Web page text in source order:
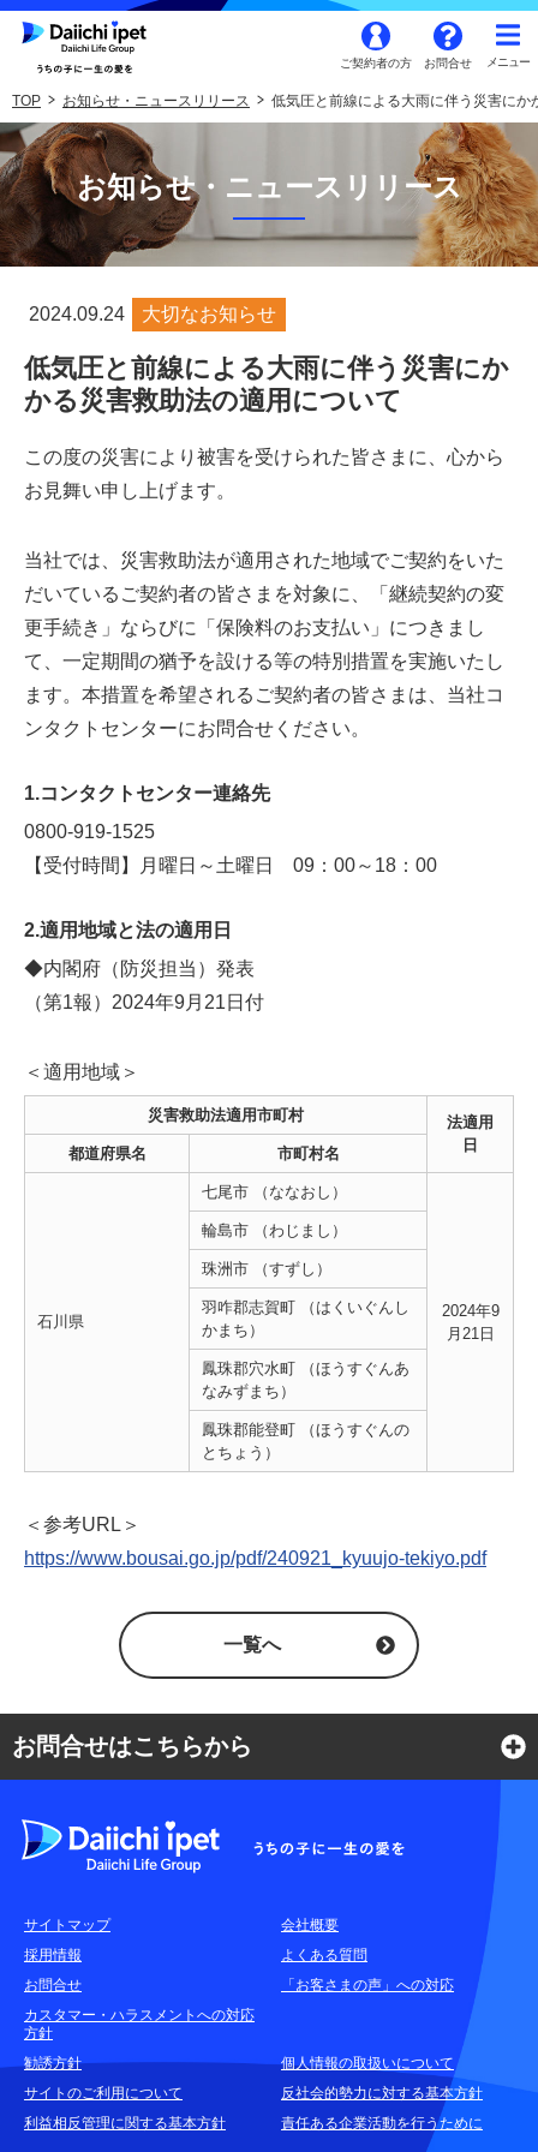
ご契約者の方 お問合せ
TOP お知らせ・ニュースリリース 低気圧と前線による大雨に伴う災害にか
お知らせ・ニュースリリース
2024.09.24 大切なお知らせ
低気圧と前線による大雨に伴う災害にか
かる災害救助法の適用について
この度の災害により被害を受けられた皆さまに、心から
お見舞い申し上げます。
当社では、災害救助法が適用された地域でご契約をいた
だいているご契約者の皆さまを対象に、「継続契約の変
更手続き」ならびに「保険料のお支払い」につきまし
て、一定期間の猶予を設ける等の特別措置を実施いたし
ます。本措置を希望されるご契約者の皆さまは、当社コ
ンタクトセンターにお問合せください。
1.コンタクトセンター連絡先
0800-919-1525
【受付時間】月曜日～土曜日 09：00～18：00
2.適用地域と法の適用日
◆内閣府（防災担当）発表
（第1報）2024年9月21日付
＜適用地域＞
災害救助法適用市町村
法適用
日
都道府県名 市町村名
石川県
七尾市 （ななおし）
2024年9
月21日
輪島市 （わじまし）
珠洲市 （すずし）
羽咋郡志賀町 （はくいぐんし
かまち）
鳳珠郡穴水町 （ほうすぐんあ
なみずまち）
鳳珠郡能登町 （ほうすぐんの
とちょう）
＜参考URL＞
https://www.bousai.go.jp/pdf/240921_kyuujo-tekiyo.pdf
一覧へ
お問合せはこちらから
各種お問合せ窓口
耳や言葉の不自由なお客さまのお問合せ窓口
お申込みをご検討中のお客さま
(商品に関するお問合せ・資料請求)
資料請求はこちら
お電話でのお問合せはこちら 通話無料
サイトマップ
会社概要
採用情報
よくある質問
お問合せ
「お客さまの声」への対応
カスタマー・ハラスメントへの対応
方針
勧誘方針
個人情報の取扱いについて
サイトのご利用について
反社会的勢力に対する基本方針
利益相反管理に関する基本方針
責任ある企業活動を行うために